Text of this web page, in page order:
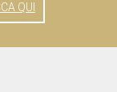
QUI